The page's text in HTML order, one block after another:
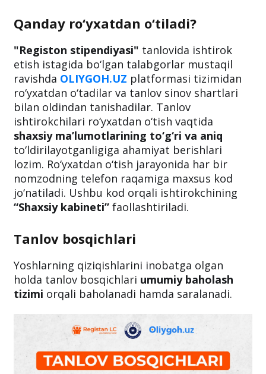
Qanday ro‘yxatdan o‘tiladi?
"Registon stipendiyasi" tanlovida ishtirok
etish istagida bo‘lgan talabgorlar mustaqil
ravishda OLIYGOH.UZ platformasi tizimidan
ro‘yxatdan o‘tadilar va tanlov sinov shartlari
bilan oldindan tanishadilar. Tanlov
ishtirokchilari ro‘yxatdan o‘tish vaqtida
shaxsiy ma’lumotlarining to‘g‘ri va aniq
to‘ldirilayotganligiga ahamiyat berishlari
lozim. Ro‘yxatdan o‘tish jarayonida har bir
nomzodning telefon raqamiga maxsus kod
jo‘natiladi. Ushbu kod orqali ishtirokchining
“Shaxsiy kabineti” faollashtiriladi.
Tanlov bosqichlari
Yoshlarning qiziqishlarini inobatga olgan
holda tanlov bosqichlari umumiy baholash
tizimi orqali baholanadi hamda saralanadi.